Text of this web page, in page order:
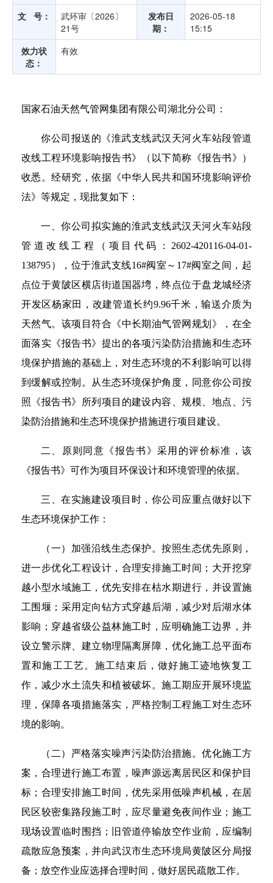
文 号：
武环审〔2026〕
21号
发布日
期：
2026-05-18
15:15
效力状
态：
有效
国家石油天然气管网集团有限公司湖北分公司：
你公司报送的《淮武支线武汉天河火车站段管道
改线工程环境影响报告书》（以下简称《报告书》）
收悉。经研究，依据《中华人民共和国环境影响评价
法》等规定，现批复如下：
一、你公司拟实施的淮武支线武汉天河火车站段
管道改线工程（项目代码：2602-420116-04-01-
138795），位于淮武支线16#阀室～17#阀室之间，起
点位于黄陂区横店街道国器塆，终点位于盘龙城经济
开发区杨家田，改建管道长约9.96千米，输送介质为
天然气。该项目符合《中长期油气管网规划》，在全
面落实《报告书》提出的各项污染防治措施和生态环
境保护措施的基础上，对生态环境的不利影响可以得
到缓解或控制。从生态环境保护角度，同意你公司按
照《报告书》所列项目的建设内容、规模、地点、污
染防治措施和生态环境保护措施进行项目建设。
二、原则同意《报告书》采用的评价标准，该
《报告书》可作为项目环保设计和环境管理的依据。
三、在实施建设项目时，你公司应重点做好以下
生态环境保护工作：
（一）加强沿线生态保护。按照生态优先原则，
进一步优化工程设计，合理安排施工时间；大开挖穿
越小型水域施工，优先安排在枯水期进行，并设置施
工围堰；采用定向钻方式穿越后湖，减少对后湖水体
影响；穿越省级公益林施工时，应明确施工边界，并
设立警示牌、建立物理隔离屏障，优化施工总平面布
置和施工工艺。施工结束后，做好施工迹地恢复工
作，减少水土流失和植被破坏。施工期应开展环境监
理，保障各项措施落实，严格控制工程施工对生态环
境的影响。
（二）严格落实噪声污染防治措施。优化施工方
案，合理进行施工布置，噪声源远离居民区和保护目
标；合理安排施工时间，优先采用低噪声机械，在居
民区较密集路段施工时，应尽量避免夜间作业；施工
现场设置临时围挡；旧管道停输放空作业前，应编制
疏散应急预案，并向武汉市生态环境局黄陂区分局报
备；放空作业应选择合理时间，做好居民疏散工作。